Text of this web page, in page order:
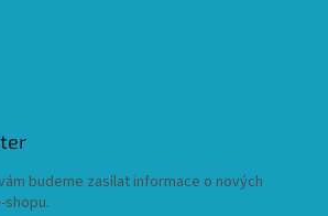
budeme zasílat informace o nových
shopu.